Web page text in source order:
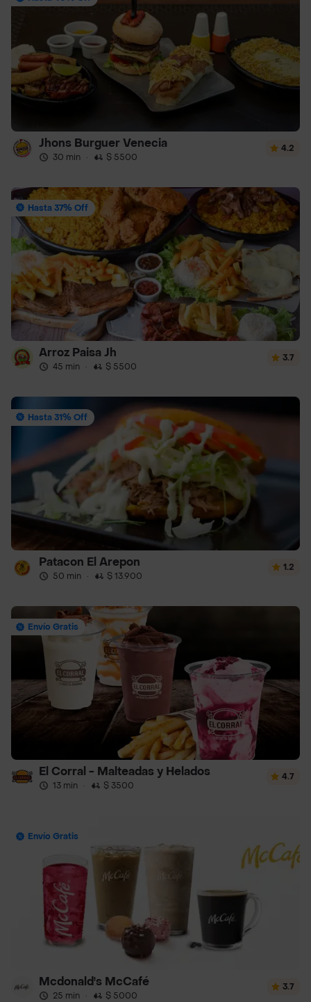
Jhons Burguer Venecia
30 min · $ 5500
4.2
Hasta 37% Off
Arroz Paisa Jh
45 min · $ 5500
3.7
Hasta 31% Off
Patacon El Arepon
50 min · $ 13.900
1.2
Envío Gratis
El Corral - Malteadas y Helados
13 min · $ 3500
4.7
Envío Gratis
Mcdonald's McCafé
25 min · $ 5000
3.7